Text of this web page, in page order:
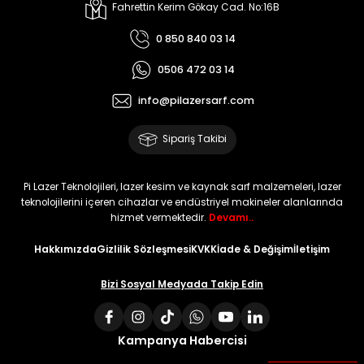
Fahrettin Kerim Gökay Cad. No:16B
0 850 840 03 14
0506 472 03 14
info@pilazersarf.com
Sipariş Takibi
Pi Lazer Teknolojileri, lazer kesim ve kaynak sarf malzemeleri, lazer
teknolojilerini içeren cihazlar ve endüstriyel makineler alanlarında
hizmet vermektedir. Devamı..
HakkımızdaGizlilik SözleşmesiKVKKİade & Değişimİletişim
Bizi Sosyal Medyada Takip Edin
Kampanya Habercisi